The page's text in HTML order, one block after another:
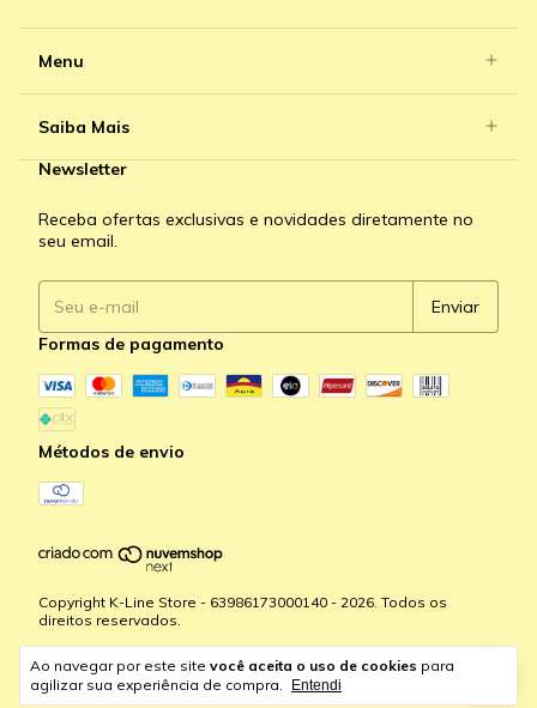
Ao navegar por este site você aceita o uso de cookies para
agilizar sua experiência de compra.
Entendi
Menu
Saiba Mais
Newsletter
Receba ofertas exclusivas e novidades diretamente no
seu email.
Formas de pagamento
Métodos de envio
Copyright K-Line Store - 63986173000140 - 2026. Todos os
direitos reservados.